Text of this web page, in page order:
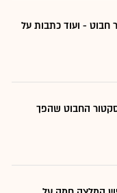
חבוט - ועוד כתבות על
החבוט שהפך